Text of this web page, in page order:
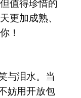
值得珍惜的
更加成熟、
！
与泪水。当
妨用开放包